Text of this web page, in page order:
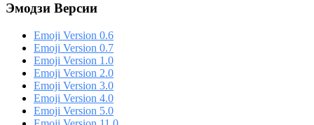
Эмодзи Версии
Emoji Version 0.6
Emoji Version 0.7
Emoji Version 1.0
Emoji Version 2.0
Emoji Version 3.0
Emoji Version 4.0
Emoji Version 5.0